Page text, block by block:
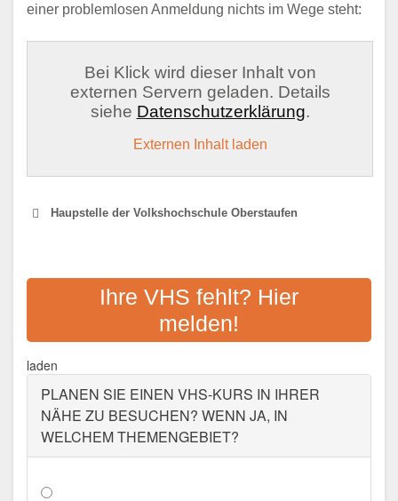
einer problemlosen Anmeldung nichts im Wege steht:
Bei Klick wird dieser Inhalt von
externen Servern geladen. Details
siehe Datenschutzerklärung.
Externen Inhalt laden
Haupstelle der Volkshochschule Oberstaufen
VHS OBERALLGÄUER
VOLKSHOCHSCHULE
Hindelanger Straße 37, 87527
Sonthofen
Ihre VHS fehlt? Hier
melden!
laden
PLANEN SIE EINEN VHS-KURS IN IHRER
NÄHE ZU BESUCHEN? WENN JA, IN
WELCHEM THEMENGEBIET?